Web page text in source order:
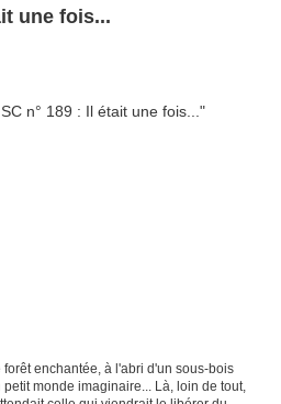
une fois...
enchantée, à l'abri d'un sous-bois
monde imaginaire... Là, loin de tout,